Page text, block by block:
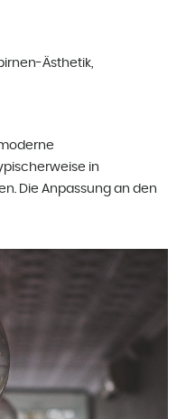
Ästhetik,
in
Die Anpassung an den